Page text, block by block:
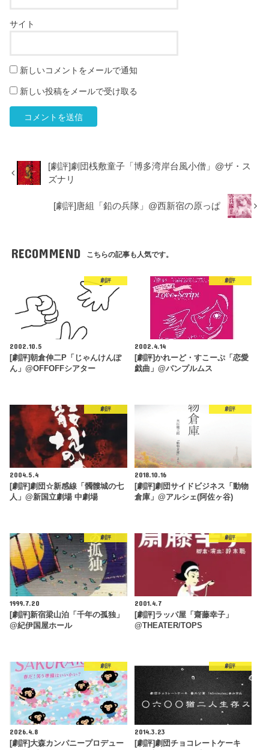
サイト
新しいコメントをメールで通知
新しい投稿をメールで受け取る
[劇評]劇団桟敷童子「博多湾岸台風小僧」@ザ・ス
ズナリ
[劇評]唐組「鉛の兵隊」@西新宿の原っぱ
RECOMMEND こちらの記事も人気です。
劇評
2002.10.5
[劇評]朝倉伸二P「じゃんけんぽ
ん」@OFFOFFシアター
劇評
2002.4.14
[劇評]かれーど・すこーぷ「恋愛
戯曲」@パンプルムス
劇評
2004.5.4
[劇評]劇団☆新感線「髑髏城の七
人」@新国立劇場 中劇場
劇評
2018.10.16
[劇評]劇団サイドビジネス「動物
倉庫」@アルシェ(阿佐ヶ谷)
劇評
1999.7.20
[劇評]新宿梁山泊「千年の孤独」
@紀伊国屋ホール
劇評
2001.4.7
[劇評]ラッパ屋「齋藤幸子」
@THEATER/TOPS
劇評
2026.4.8
[劇評]大森カンパニープロデュー
劇評
2014.3.23
[劇評]劇団チョコレートケーキ